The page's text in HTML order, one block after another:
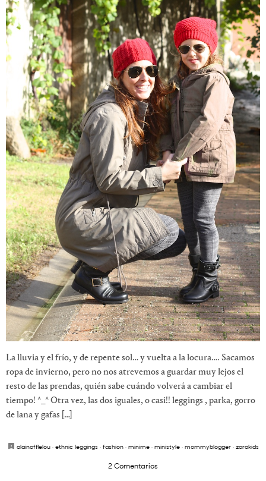
La lluvia y el frío, y de repente sol… y vuelta a la locura…. Sacamos
ropa de invierno, pero no nos atrevemos a guardar muy lejos el
resto de las prendas, quién sabe cuándo volverá a cambiar el
tiempo! ^_^ Otra vez, las dos iguales, o casi!! leggings , parka, gorro
de lana y gafas […]
alainafflelou· ethnic leggings· fashion· minime· ministyle· mommyblogger· zarakids
2 Comentarios